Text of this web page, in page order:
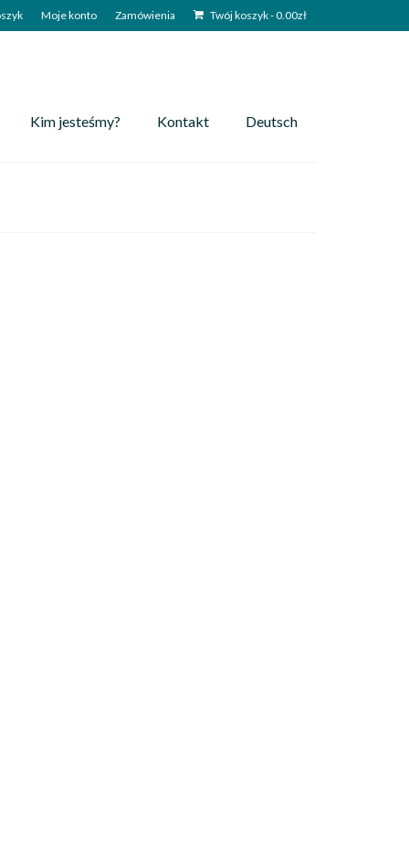
Moje konto Zamówienia Twój koszyk-0.00zł
Kim jesteśmy? Kontakt Deutsch